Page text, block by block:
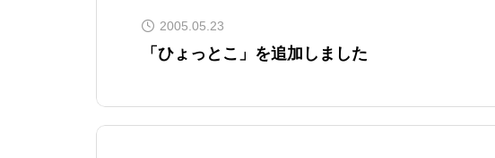
2005.05.23
「ひょっとこ」を追加しました